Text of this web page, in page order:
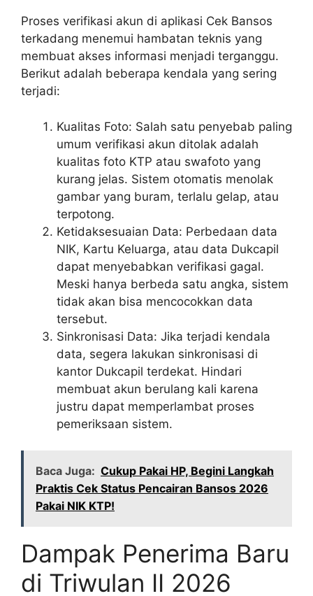
Proses verifikasi akun di aplikasi Cek Bansos
terkadang menemui hambatan teknis yang
membuat akses informasi menjadi terganggu.
Berikut adalah beberapa kendala yang sering
terjadi:
Kualitas Foto: Salah satu penyebab paling
umum verifikasi akun ditolak adalah
kualitas foto KTP atau swafoto yang
kurang jelas. Sistem otomatis menolak
gambar yang buram, terlalu gelap, atau
terpotong.
Ketidaksesuaian Data: Perbedaan data
NIK, Kartu Keluarga, atau data Dukcapil
dapat menyebabkan verifikasi gagal.
Meski hanya berbeda satu angka, sistem
tidak akan bisa mencocokkan data
tersebut.
Sinkronisasi Data: Jika terjadi kendala
data, segera lakukan sinkronisasi di
kantor Dukcapil terdekat. Hindari
membuat akun berulang kali karena
justru dapat memperlambat proses
pemeriksaan sistem.
Baca Juga: Cukup Pakai HP, Begini Langkah
Praktis Cek Status Pencairan Bansos 2026
Pakai NIK KTP!
Dampak Penerima Baru
di Triwulan II 2026